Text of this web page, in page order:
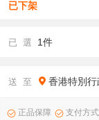
已下架
已 選 1件
送 至 香港特別行
正品保障 支付方式